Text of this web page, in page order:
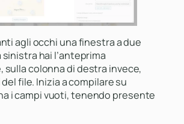
agli occhi una finestra a due
hai l’anteprima
sulla colonna di destra invece,
file. Inizia a compilare su
i campi vuoti, tenendo presente